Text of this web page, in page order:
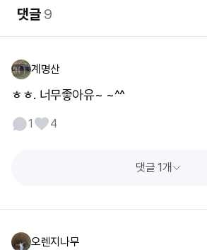
댓글9
계명산
ㅎㅎ. 너무좋아유~ ~^^
1 4
댓글 1개
오렌지나무